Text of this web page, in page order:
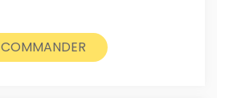
COMMANDER